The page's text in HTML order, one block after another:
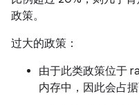
政策。
过大的政策：
由于此类政策位于
内存中，因此会占据